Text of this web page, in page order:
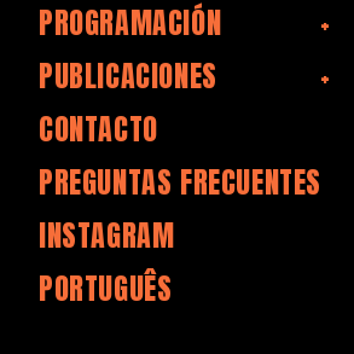
PROGRAMACIÓN
PUBLICACIONES
CONTACTO
PREGUNTAS FRECUENTES
INSTAGRAM
PORTUGUÊS